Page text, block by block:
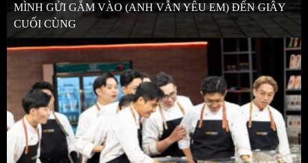
MÌNH GỬI GẮM VÀO (ANH VẪN YÊU EM) ĐẾN GIÂY
CUỐI CÙNG